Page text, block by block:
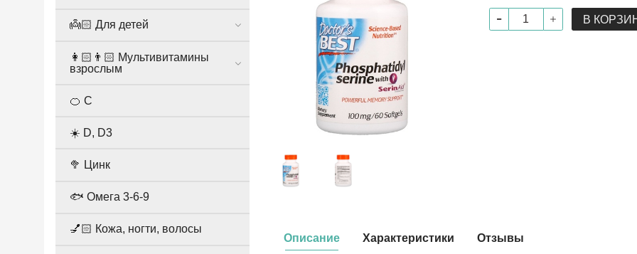
В
Описание Характеристики Отзывы
👼🏻 Для детей
👩🏻👨🏻 Мультивитамины
взрослым
🍊 С
☀️ D, D3
🥦 Цинк
🐟 Омега 3-6-9
💅🏻 Кожа, ногти, волосы